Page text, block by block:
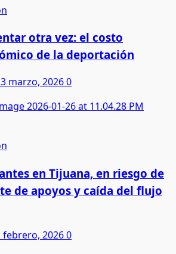
otra vez: el costo
de la deportación
marzo, 20260
en Tijuana, en riesgo de
de apoyos y caída del flujo
febrero, 20260